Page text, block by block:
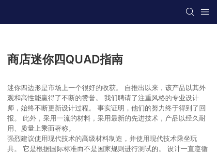
商店迷你四QUAD指南
迷你四边形是市场上一个很好的收获。 自推出以来，该产品以其外
观和高性能赢得了不断的赞誉。 我们聘请了注重风格的专业设计
师，始终不断更新设计过程。 事实证明，他们的努力终于得到了回
报。 此外，采用一流的材料，采用最新的先进技术，产品以经久耐
用、质量上乘而著称。
强烈建议使用现代技术的高级材料制造，并使用现代技术乘坐玩
具。 它是根据国际标准而不是国家规则进行测试的。 设计一直遵循